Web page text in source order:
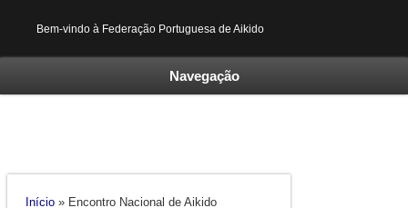
Bem-vindo à Federação Portuguesa de Aikido
Navegação
Está aqui
Início» Encontro Nacional de Aikido